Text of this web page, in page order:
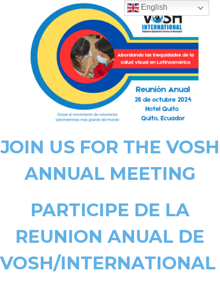
JOIN US FOR THE VOSH
ANNUAL MEETING
PARTICIPE DE LA
REUNION ANUAL DE
VOSH/INTERNATIONAL
English